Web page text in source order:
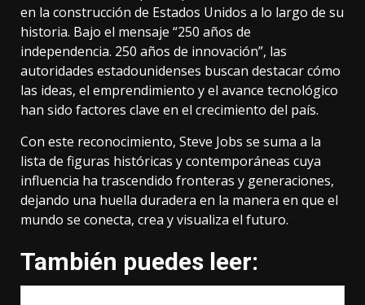
en la construcción de Estados Unidos a lo largo de su
historia. Bajo el mensaje “250 años de
independencia. 250 años de innovación”, las
autoridades estadounidenses buscan destacar cómo
las ideas, el emprendimiento y el avance tecnológico
han sido factores clave en el crecimiento del país.
Con este reconocimiento, Steve Jobs se suma a la
lista de figuras históricas y contemporáneas cuya
influencia ha trascendido fronteras y generaciones,
dejando una huella duradera en la manera en que el
mundo se conecta, crea y visualiza el futuro.
También puedes leer: